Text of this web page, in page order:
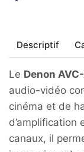
Descriptif
Le Denon
audio-vidéo
cinéma et de
d’amplification
canaux, il